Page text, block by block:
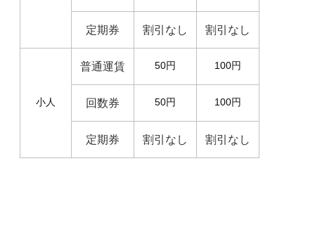
定期券 割引なし 割引なし
小人
普通運賃 50円 100円
回数券 50円 100円
定期券 割引なし 割引なし